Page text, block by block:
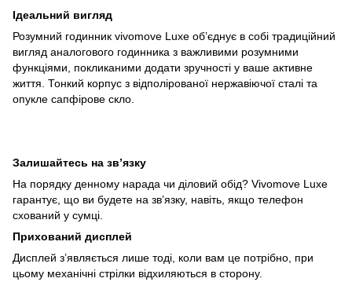
Ідеальний вигляд
Розумний годинник vivomove Luxe об’єднує в собі традиційний
вигляд аналогового годинника з важливими розумними
функціями, покликаними додати зручності у ваше активне
життя. Тонкий корпус з відполірованої нержавіючої сталі та
опукле сапфірове скло.
Залишайтесь на зв’язку
На порядку денному нарада чи діловий обід? Vivomove Luxe
гарантує, що ви будете на зв’язку, навіть, якщо телефон
схований у сумці.
Прихований дисплей
Дисплей з’являється лише тоді, коли вам це потрібно, при
цьому механічні стрілки відхиляються в сторону.